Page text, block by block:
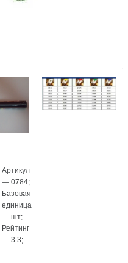
Артикул
—0784;
Базовая
единица
—шт;
Рейтинг
—3.3;